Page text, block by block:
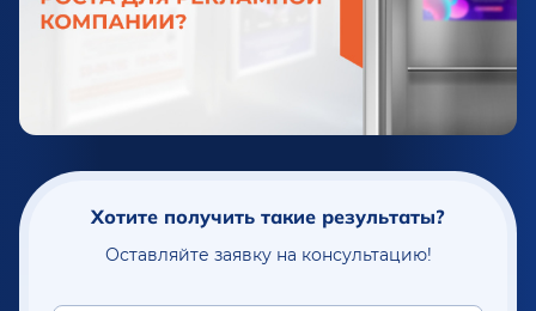
Хотите получить такие результаты?
Оставляйте заявку на консультацию!